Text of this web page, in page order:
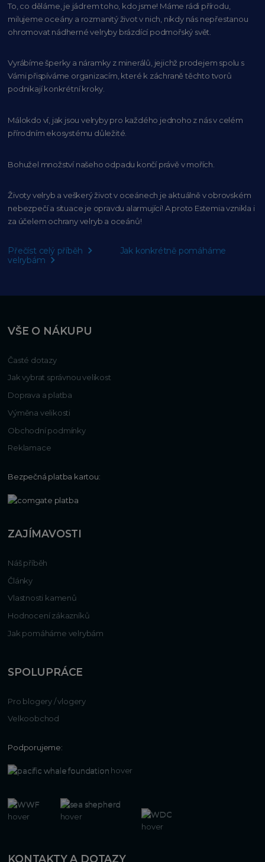
To, co děláme, je jádrem toho, kdo jsme! Máme rádi přírodu,
milujeme oceány a rozmanitý život v nich, nikdy nás nepřestanou
ohromovat nádherné velryby brázdící podmořský svět.
Vyrábíme šperky a náramky z minerálů, jejichž prodejem spolu s
Vámi přispíváme organizacím,které k záchraně těchto tvorů
podnikají konkrétní kroky.
Málokdo ví, jak jsou velryby pro každého jednoho z nás v celém
přírodním ekosystému důležité.
Bohužel množství našeho odpadu končí právě v mořích.
Životy velryb a veškerý život v oceánech je aktuálněv obrovském
nebezpečí a situace je opravdu alarmující! A proto Estemia vznikla i
za účelem ochrany velryb a oceánů!
Přečíst celý příběh
Jak konkrétně pomáháme
velrybám
VŠE O NÁKUPU
Časté dotazy
Jak vybrat správnou velikost
Doprava a platba
Výměna velikosti
Obchodní podmínky
Reklamace
Bezpečná platba kartou:
ZAJÍMAVOSTI
Náš příběh
Články
Vlastnosti kamenů
Hodnocení zákazníků
Jak pomáháme velrybám
SPOLUPRÁCE
Pro blogery / vlogery
Velkoobchod
Podporujeme:
KONTAKTY A DOTAZY